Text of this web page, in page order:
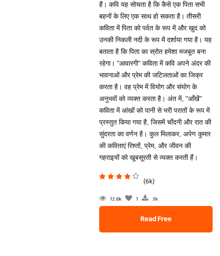
हैं। कवि यह सोचता है कि कैसे एक पिता सभी
बहनों के लिए एक साथ हो सकता है। तीसरी
कविता में पिता को पर्वत के रूप में और खुद को
उनकी निकली नदी के रूप में दर्शाया गया है। यह
बताता है कि पिता का स्रोत हमेशा मजबूत बना
रहेगा। "आवारगी" कविता में कवि अपने अंदर की
भावनाओं और प्रेम की जटिलताओं का जिक्र
करता है। वह प्रेम में वियोग और संयोग के
अनुभवों को व्यक्त करता है। अंत में, "आँखें"
कविता में आंखों को पानी से भरी परातों के रूप में
प्रस्तुत किया गया है, जिसमें चाँदनी और रात की
सुंदरता का वर्णन है। कुल मिलाकर, अर्पण कुमार
की कविताएं रिश्तों, प्रेम, और जीवन की
गहराइयों को खूबसूरती से व्यक्त करती हैं।
(6k)
12.6k 1 3k
Read Free